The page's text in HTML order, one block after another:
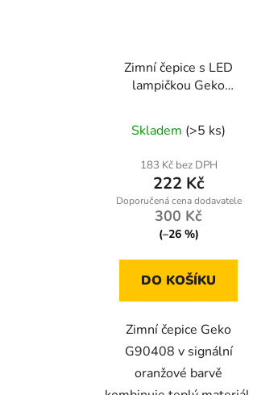
Zimní čepice s LED
lampičkou Geko
reflexními prvky pro
maximální viditelnost
Skladem (>5 ks)
183 Kč bez DPH
222 Kč
300 Kč
(–26 %)
DO KOŠÍKU
Zimní čepice Geko
G90408 v signální
oranžové barvě